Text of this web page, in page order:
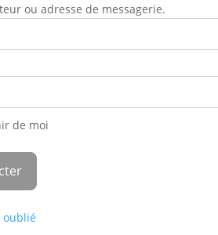
ou adresse de messagerie.
de moi
oublié